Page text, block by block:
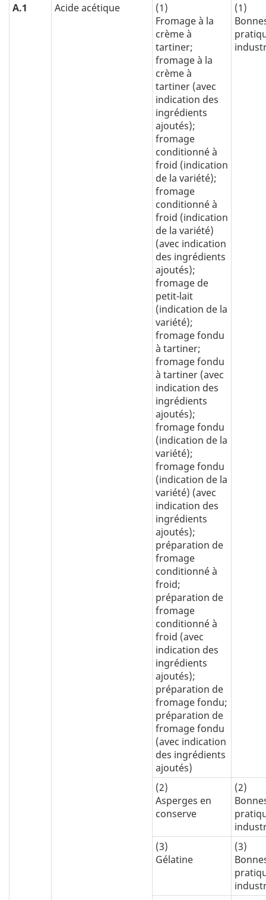
A.1 Acide acétique
(1)
Fromage à la
crème à
tartiner;
fromage à la
crème à
tartiner (avec
indication des
ingrédients
ajoutés);
fromage
conditionné à
froid (indication
de la variété);
fromage
conditionné à
froid (indication
de la variété)
(avec indication
des ingrédients
ajoutés);
fromage de
petit-lait
(indication de la
variété);
fromage fondu
à tartiner;
fromage fondu
à tartiner (avec
indication des
ingrédients
ajoutés);
fromage fondu
(indication de la
variété);
fromage fondu
(indication de la
variété) (avec
indication des
ingrédients
ajoutés);
préparation de
fromage
conditionné à
froid;
préparation de
fromage
conditionné à
froid (avec
indication des
ingrédients
ajoutés);
préparation de
fromage fondu;
préparation de
fromage fondu
(avec indication
des ingrédients
ajoutés)
(1)
(2)
Asperges en
conserve
(2)
(3)
Gélatine
(3)